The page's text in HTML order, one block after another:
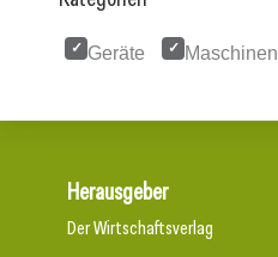
Geräte Maschinen
Herausgeber
Der Wirtschaftsverlag